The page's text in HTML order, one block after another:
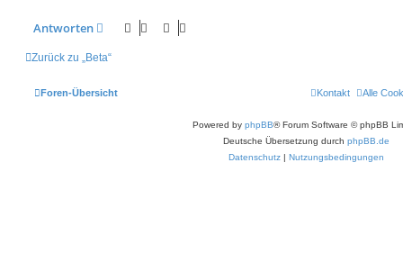
Antworten
Zurück zu „Beta“
Foren-Übersicht Alle
Kontakt
Powered by phpBB® Forum Software © phpBB
Deutsche Übersetzung durch phpBB.de
Datenschutz | Nutzungsbedingungen